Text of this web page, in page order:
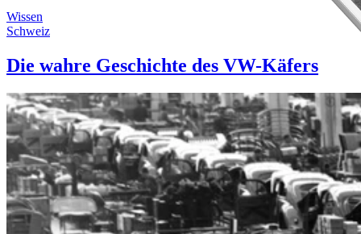
Wissen
Schweiz
Die wahre Geschichte des VW-Käfers